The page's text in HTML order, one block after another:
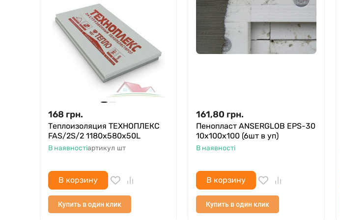
168 грн.
Теплоизоляция ТЕХНОПЛЕКС
FAS/2S/2 1180х580х50L
В наявностіартикул шт
В корзину
Купить в один клик
161,80 грн.
Пенопласт ANSERGLOB EPS-30
10х100х100 (6шт в уп)
В наявності
В корзину
Купить в один клик